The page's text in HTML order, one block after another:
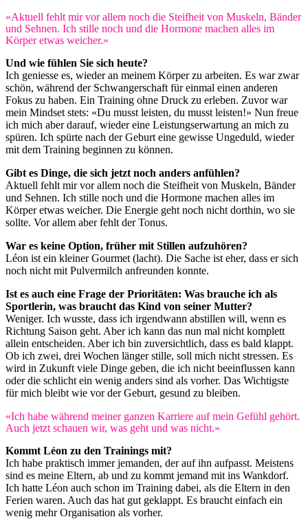
«Aktuell fehlt mir vor allem noch die Steifheit von Muskeln, Bänder
und Sehnen. Ich stille noch und die Hormone machen alles im
Körper etwas weicher.»
Und wie fühlen Sie sich heute?
Ich geniesse es, wieder an meinem Körper zu arbeiten. Es war zwar
schön, während der Schwangerschaft für einmal einen anderen
Fokus zu haben. Ein Training ohne Druck zu erleben. Zuvor war
mein Mindset stets: «Du musst leisten, du musst leisten!» Nun freue
ich mich aber darauf, wieder eine Leistungserwartung an mich zu
spüren. Ich spürte nach der Geburt eine gewisse Ungeduld, wieder
mit dem Training beginnen zu können.
Gibt es Dinge, die sich jetzt noch anders anfühlen?
Aktuell fehlt mir vor allem noch die Steifheit von Muskeln, Bänder
und Sehnen. Ich stille noch und die Hormone machen alles im
Körper etwas weicher. Die Energie geht noch nicht dorthin, wo sie
sollte. Vor allem aber fehlt der Tonus.
War es keine Option, früher mit Stillen aufzuhören?
Léon ist ein kleiner Gourmet (lacht). Die Sache ist eher, dass er sich
noch nicht mit Pulvermilch anfreunden konnte.
Ist es auch eine Frage der Prioritäten: Was brauche ich als
Sportlerin, was braucht das Kind von seiner Mutter?
Weniger. Ich wusste, dass ich irgendwann abstillen will, wenn es
Richtung Saison geht. Aber ich kann das nun mal nicht komplett
allein entscheiden. Aber ich bin zuversichtlich, dass es bald klappt.
Ob ich zwei, drei Wochen länger stille, soll mich nicht stressen. Es
wird in Zukunft viele Dinge geben, die ich nicht beeinflussen kann
oder die schlicht ein wenig anders sind als vorher. Das Wichtigste
für mich bleibt wie vor der Geburt, gesund zu bleiben.
«Ich habe während meiner ganzen Karriere auf mein Gefühl gehört.
Auch jetzt schauen wir, was geht und was nicht.»
Kommt Léon zu den Trainings mit?
Ich habe praktisch immer jemanden, der auf ihn aufpasst. Meistens
sind es meine Eltern, ab und zu kommt jemand mit ins Wankdorf.
Ich hatte Léon auch schon im Training dabei, als die Eltern in den
Ferien waren. Auch das hat gut geklappt. Es braucht einfach ein
wenig mehr Organisation als vorher.